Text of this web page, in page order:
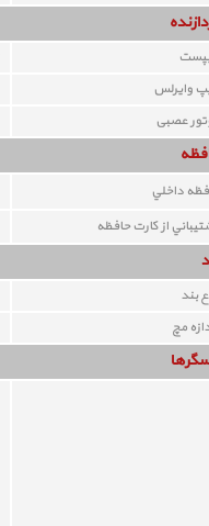
وايرلس
عصبی
داخلي
از کارت حافظه
بند
مچ